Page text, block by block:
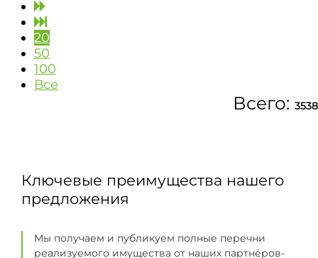
20
50
100
Все
Всего:
Ключевые преимущества нашего
предложения
Мы получаем и публикуем полные перечни
реализуемого имущества от наших партнёров-